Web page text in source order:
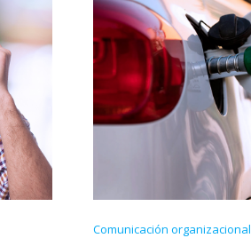
Comunicación organizacional